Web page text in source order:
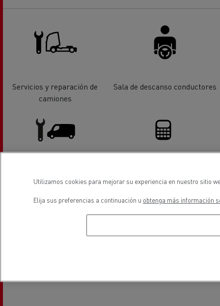
Servicios y reparación de
camiones
Sala de descanso conductores
vehiculos industriales ligeros
Utilizamos cookies para mejorar su experiencia en nuestro sitio
Elija sus preferencias a continuación u obtenga más información